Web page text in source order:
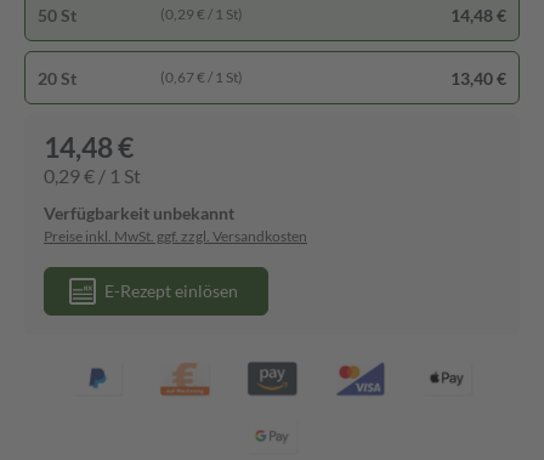
50 St (0,29 € / 1 St) 14,48 €
20 St (0,67 € / 1 St) 13,40 €
14,48 €
0,29 € / 1 St
Verfügbarkeit unbekannt
Preise inkl. MwSt. ggf. zzgl. Versandkosten
E-Rezept einlösen